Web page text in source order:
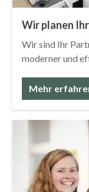
Wir planen
Wir sind Ihr
moderner und
Mehr